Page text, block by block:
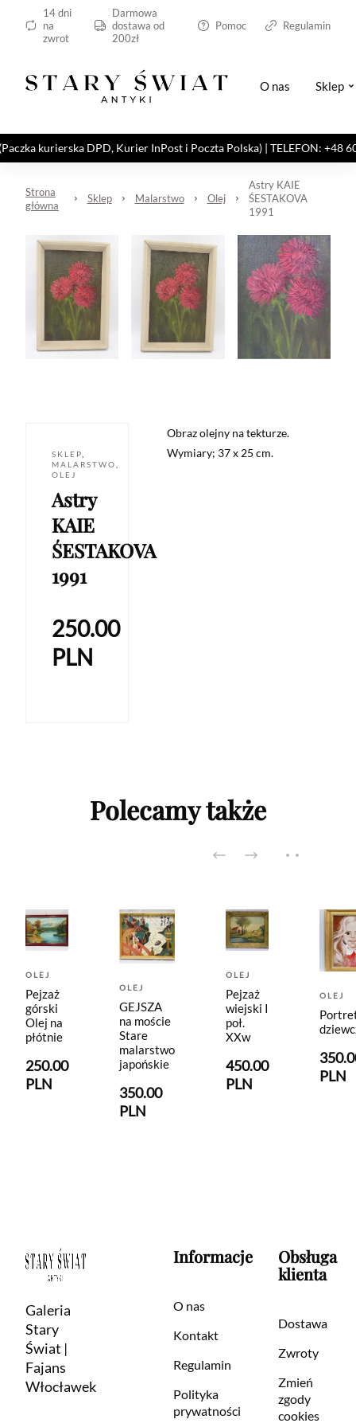
14 dni
na
zwrot
Darmowa
dostawa od
200zł
Pomoc Regulamin
O nas Sklep
kurierska DPD, Kurier InPost i Poczta Polska) | TELEFON: +48
Strona
główna
Sklep Malarstwo Olej
Astry KAIE
ŚESTAKOVA
1991
SKLEP
MALARSTWO
OLEJ
Astry
KAIE
ŚESTAKOVA
1991
250.00
PLN
Obraz olejny na tekturze.
Wymiary; 37 x 25 cm.
Polecamy także
OLEJ
Pejzaż
górski
Olej na
płótnie
250.00
PLN
OLEJ
GEJSZA
na moście
Stare
malarstwo
japońskie
350.00
PLN
OLEJ
Pejzaż
wiejski I
poł.
XXw
450.00
PLN
OLEJ
PLN
Galeria
Stary
Świat |
Fajans
Włocławek
Informacje
O nas
Kontakt
Regulamin
Polityka
prywatności
Obsługa
klienta
Dostawa
Zwroty
Zmień
zgody
cookies